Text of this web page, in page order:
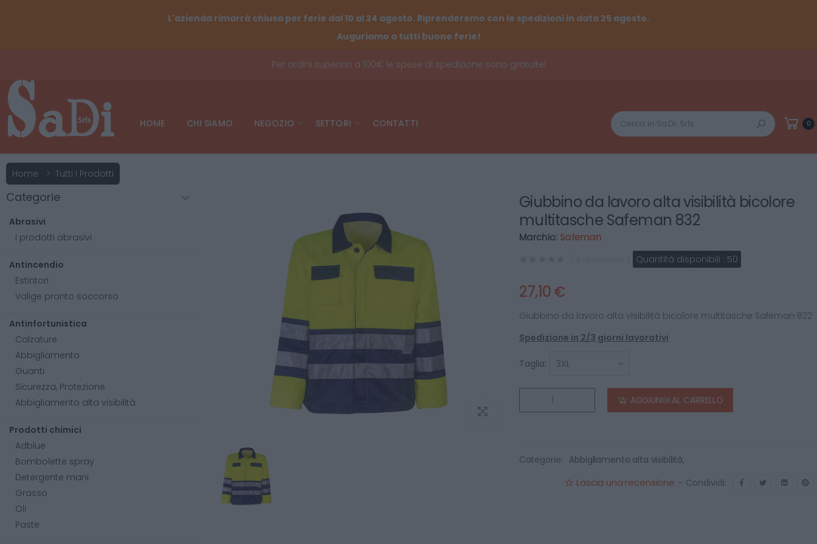
L'azienda rimarrà chiusa per ferie dal 10 al 24 agosto. Riprenderemo con le spedizioni in data 25 agosto.
Auguriamo a tutti buone ferie!
Per ordini superiori a 100€ le spese di spedizione sono gratuite!
HOME CHI SIAMO NEGOZIO SETTORI CONTATTI
Cerca
0
Home Tutti I Prodotti
Giubbino da lavoro alta visibilità bicolore
multitasche Safeman 832
Marchio: Safeman
Quantità disponibili : 50
27,10 €
Giubbino da lavoro alta visibilità bicolore multitasche Safeman 822
Spedizione in 2/3 giorni lavorativi
Taglia:
AGGIUNGI AL CARRELLO
Categorie: Abbigliamento alta visibilità,
Lascia una recensione - Condividi:
Categorie
Abrasivi
I prodotti abrasivi
Antincendio
Estintori
Valige pronto soccorso
Antinfortunistica
Calzature
Abbigliamento
Guanti
Sicurezza, Protezione
Abbigliamento alta visibilità
Prodotti chimici
Adblue
Bombolette spray
Detergente mani
Grasso
Oli
Paste